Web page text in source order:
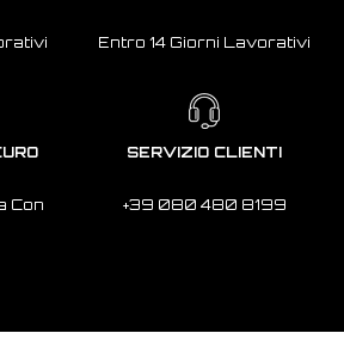
Entro 14 Giorni Lavorativi
Con
SERVIZIO CLIENTI
+39 080 480 8199